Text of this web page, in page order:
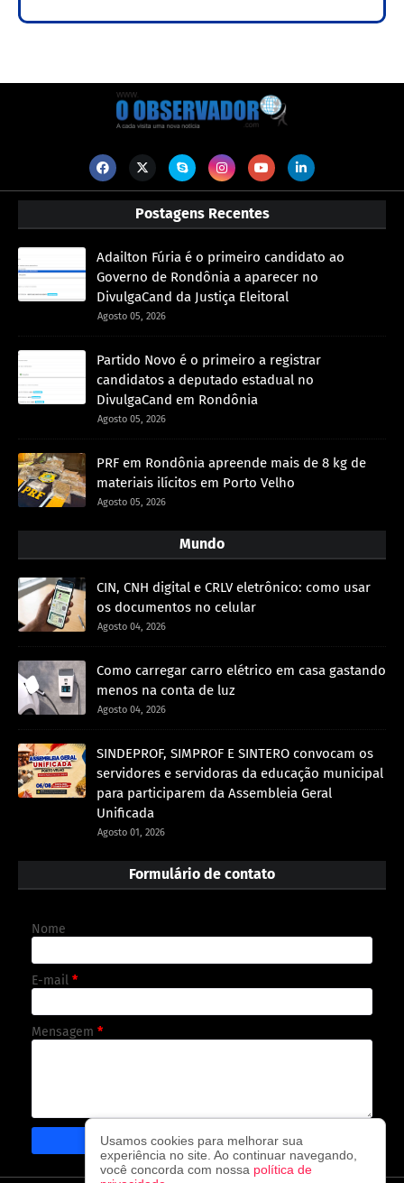
Postagens Recentes
Adailton Fúria é o primeiro candidato ao
Governo de Rondônia a aparecer no
DivulgaCand da Justiça Eleitoral
Agosto 05, 2026
Partido Novo é o primeiro a registrar
candidatos a deputado estadual no
DivulgaCand em Rondônia
Agosto 05, 2026
PRF em Rondônia apreende mais de 8 kg de
materiais ilícitos em Porto Velho
Agosto 05, 2026
Mundo
CIN, CNH digital e CRLV eletrônico: como usar
os documentos no celular
Agosto 04, 2026
Como carregar carro elétrico em casa gastando
menos na conta de luz
Agosto 04, 2026
SINDEPROF, SIMPROF E SINTERO convocam os
servidores e servidoras da educação municipal
para participarem da Assembleia Geral
Unificada
Agosto 01, 2026
Formulário de contato
Nome
E-mail *
Mensagem *
Usamos cookies para melhorar sua
experiência no site. Ao continuar navegando,
você concorda com nossa política de